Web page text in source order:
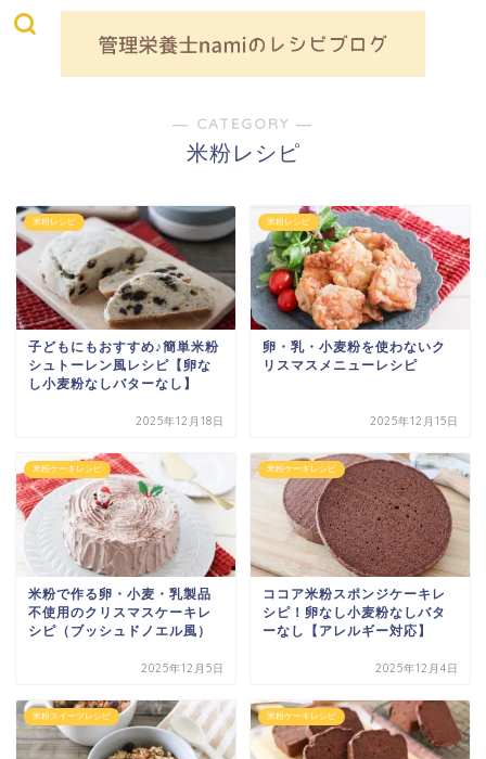
― CATEGORY ―
米粉レシピ
米粉レシピ
子どもにもおすすめ♪簡単米粉
シュトーレン風レシピ【卵な
し小麦粉なしバターなし】
2025年12月18日
米粉レシピ
卵・乳・小麦粉を使わないク
リスマスメニューレシピ
2025年12月15日
米粉ケーキレシピ
米粉で作る卵・小麦・乳製品
不使用のクリスマスケーキレ
シピ（ブッシュドノエル風）
2025年12月5日
米粉ケーキレシピ
ココア米粉スポンジケーキレ
シピ！卵なし小麦粉なしバタ
ーなし【アレルギー対応】
2025年12月4日
米粉スイーツレシピ 米粉ケーキレシピ